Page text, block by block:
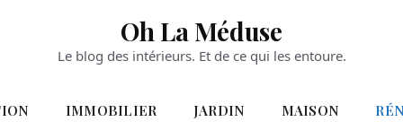
Oh La Méduse
Le blog des intérieurs. Et de ce qui les entoure.
IMMOBILIER JARDIN MAISON